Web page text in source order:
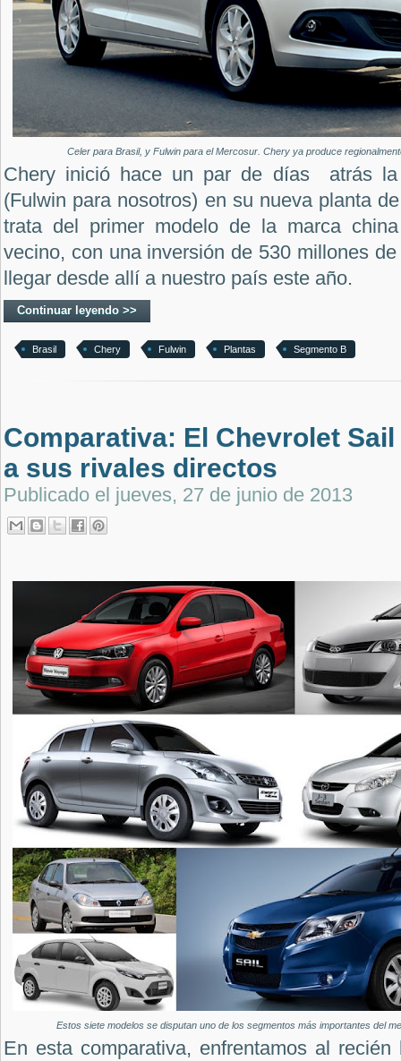
Celer para Brasil, y Fulwin para el Mercosur. Chery ya produce
Chery inició hace un par de días atrás la
(Fulwin para nosotros) en su nueva planta
trata del primer modelo de la marca
vecino, con una inversión de 530 millones
llegar desde allí a nuestro país este año.
Continuar leyendo >>
Brasil Chery Fulwin Plantas Segmento B
Comparativa: El Chevrolet
a sus rivales directos
Publicado el jueves, 27 de junio de 2013
Estos siete modelos se disputan uno de los segmentos más importantes del
En esta comparativa, enfrentamos al